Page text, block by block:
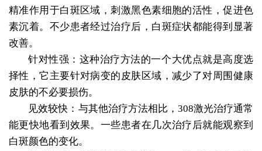
精准作用于白斑区域，刺激黑色素细胞的活性，促进色
素沉着。不少患者经过治疗后，白斑症状都能得到显著
改善。
针对性强：这种治疗方法的一个大优点就是高度选
择性，它主要针对病变的皮肤区域，减少了对周围健康
皮肤的不必要损伤。
见效较快：与其他治疗方法相比，308激光治疗通常
能更快地看到效果。一些患者在几次治疗后就能观察到
白斑颜色的变化。